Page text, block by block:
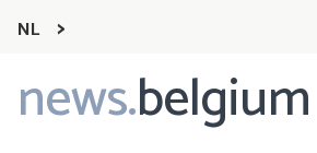
NL
news.belgium
Main
navigation